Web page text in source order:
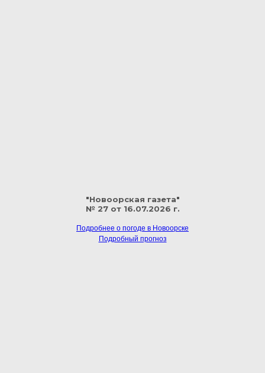
"Новоорская газета"
№ 27 от 16.07.2026 г.
Подробнее о погоде в Новоорске
Подробный прогноз